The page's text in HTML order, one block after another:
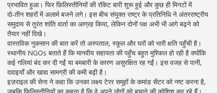
प्रभावित हुआ। फिर फ़िलिस्तीनियों की रॉकेट बारी शुरू हुई और कुछ ही मिनटों में
दो‑तीन शहरों में अलार्म बजने लगे। इस बीच संयुक्त राष्ट्र के प्रतिनिधि ने अंतरराष्ट्रीय
समुदाय से तुरंत शांति वार्ता का आग्रह किया, लेकिन दोनों पक्ष अभी भी आगे बढ़ने को
तैयार नहीं दिखे।
वास्तविक नुकसान की बात करें तो अस्पताल, स्कूल और घरों को भारी क्षति पहुँची है।
स्थानीय NGOs बताते हैं कि मानवीय सहायता की पहुँच बहुत मुश्किल हो रही है क्योंकि
कई गलियां बंद कर दी गईं या बमबारी के कारण असुरक्षित रह गईं। इस वजह से पानी,
दवाइयाँ और खाद्य सामग्री की कमी बढ़ी है।
इज़राइल की सेना ने कहा कि उनका लक्ष्य टेरर समूहों के कमांड सेंटर को नष्ट करना है,